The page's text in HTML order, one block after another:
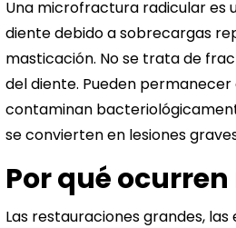
Una microfractura radicular es
diente debido a sobrecargas
masticación. No se trata de
del diente. Pueden
contaminan
se convierten en lesiones
Por qué
Las restauraciones grandes,